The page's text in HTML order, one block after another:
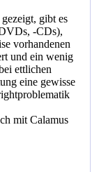
gibt es
-CDs),
vorhandenen
und ein wenig
ettlichen
eine gewisse
mit Calamus